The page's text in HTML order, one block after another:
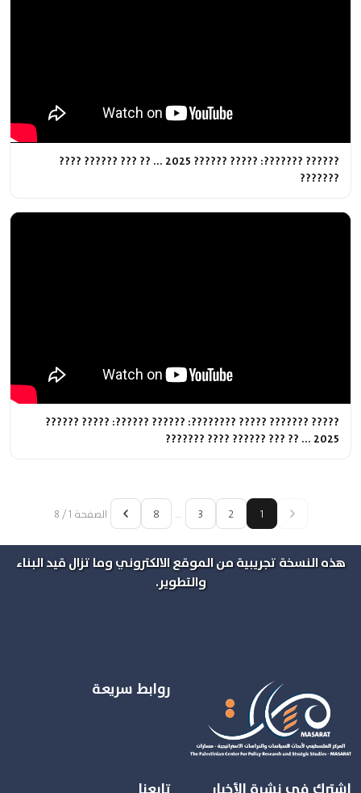
?????? ???????: ????? ?????? 2025 ... ?? ??? ?????? ????
???????
????? ??????? ????? ????????: ?????? ??????: ????? ??????
2025 ... ?? ??? ?????? ???? ???????
1
2
3
…
8 الصفحة 1 / 8
هذه النسخة تجريبية من الموقع الالكتروني وما تزال قيد البناء
والتطوير.
روابط سريعة
اشترك في نشرة الأخبار تابعنا